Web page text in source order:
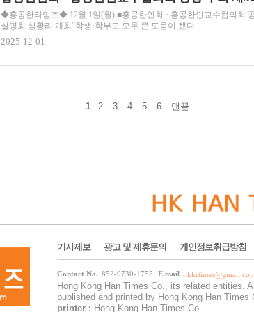
◆홍콩한타임즈◆ 12월 1일(월) ■홍콩한인회 · 홍콩한인교수협의회
설명회 성황리 개최“학생·학부모 모두 큰 도움이 됐다...
2025-12-01
1 2 3 4 5 6 맨끝
기사제보 광고 및 제휴문의 개인정보취급방침
Contact No. 852-9730-1755 E.mail
Hong Kong Han Times Co., its related entities.
published and printed by Hong Kong Han Times
printer : Hong Kong Han Times Co.